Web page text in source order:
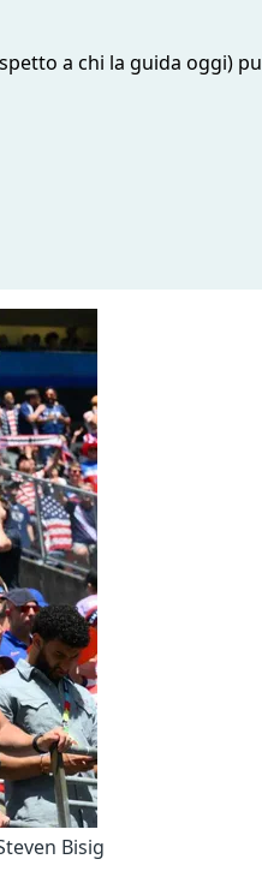
a chi la guida oggi)
Bisig